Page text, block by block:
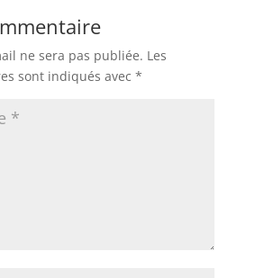
ne sera pas publiée. Les
sont indiqués avec *